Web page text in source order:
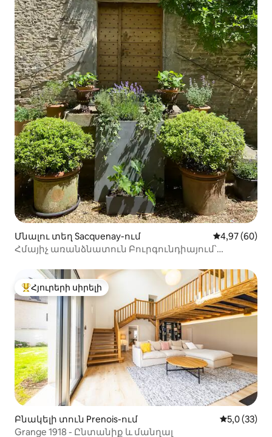
Մնալու տեղ Sacquenay-ում Միջին
4,97 (60)
Հմայիչ առանձնատուն Բուրգունդիայում՝
Հյուրերի սիրելի լավագույն տները
Հյուրերի սիրելի
Բնակելի տուն Prenois-ում Միջին
5,0 (33)
Grange 1918 - Ընտանիք և մանղալ